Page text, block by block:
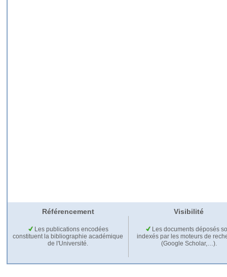
Référencement Visibilité
Les publications encodées
constituent la bibliographie académique
de l'Université.
Les documents déposés
indexés par les moteurs de
(Google Scholar,…).